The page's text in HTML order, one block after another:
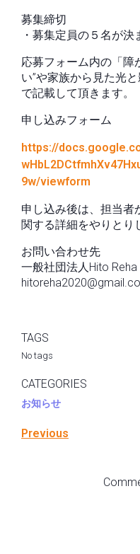
募集締切
・募集定員の５名が決
応募フォーム内の「障
い”や家族から見た光
で記載して頂きます。
申し込みフォーム
https://
9w/viewform
申し込み後は、担当者
関する詳細をやりとり
お問い合わせ先
一般社団法人Hito
TAGS
No tags
CATEGORIES
お知らせ
Previous